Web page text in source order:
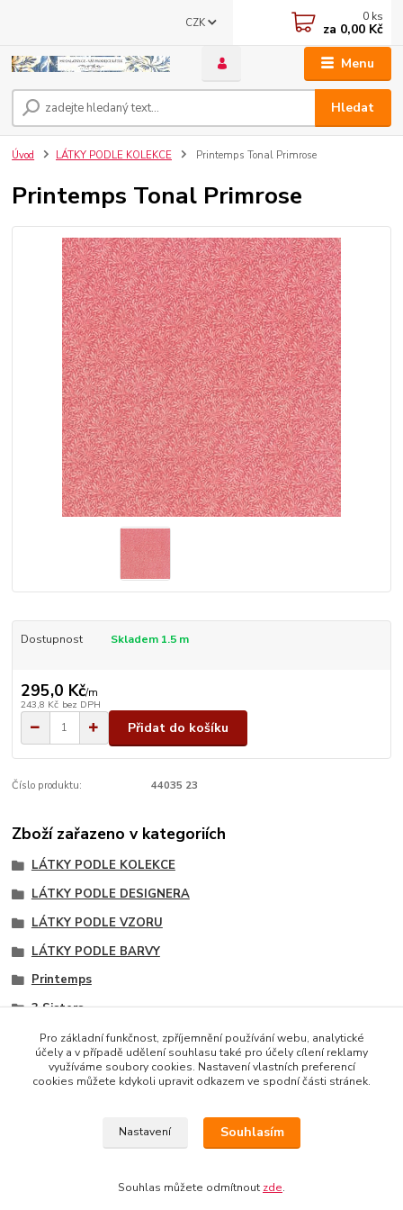
Menu
CZK
Hledat
0 ks
za 0,00 Kč
Úvod LÁTKY PODLE KOLEKCE Printemps Tonal Primrose
Printemps Tonal Primrose
Dostupnost Skladem 1.5 m
295,0 Kč/m
243,8 Kč bez DPH
Přidat do košíku
Číslo produktu: 44035 23
Zboží zařazeno v kategoriích
LÁTKY PODLE KOLEKCE
LÁTKY PODLE DESIGNERA
LÁTKY PODLE VZORU
LÁTKY PODLE BARVY
Printemps
3 Sisters
Doplňkové vzory kolekce
Červené odstíny
Copyright © 2014 · E-SHOP S DESIGNOVÝMI LÁTKAMI
Pro základní funkčnost, zpříjemnění používání webu, analytické
účely a v případě udělení souhlasu také pro účely cílení reklamy
využíváme soubory cookies. Nastavení vlastních preferencí
cookies můžete kdykoli upravit odkazem ve spodní části stránek.
Nastavení Souhlasím
Souhlas můžete odmítnout zde.